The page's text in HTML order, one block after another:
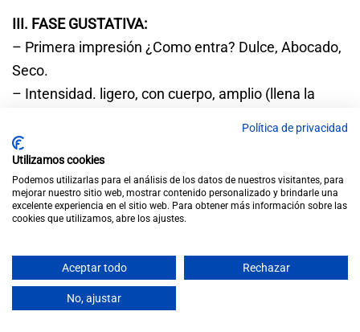
III. FASE GUSTATIVA:
– Primera impresión ¿Como entra? Dulce, Abocado,
Seco.
– Intensidad. ligero, con cuerpo, amplio (llena la
– Paso en boca ¿Seco / dulce?
– Equilibrio entre acidez, extracto y alcohol.
. ¿En armonía o cada uno por su lado?
. ¿Alguna sensación dominante? Acidez, alcohol,
– Evaluación.
IV. VÍA RETRONASAL:
Política de privacidad
Utilizamos cookies
Podemos utilizarlas para el análisis de los datos de nuestros visitantes, para
mejorar nuestro sitio web, mostrar contenido personalizado y brindarle una
excelente experiencia en el sitio web. Para obtener más información sobre las
cookies que utilizamos, abre los ajustes.
Aceptar todo Rechazar
No, ajustar